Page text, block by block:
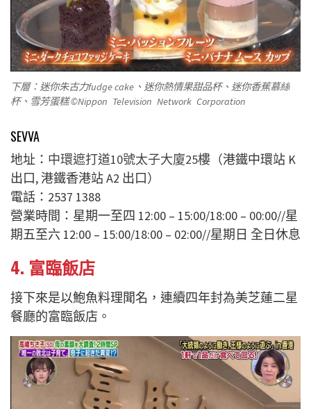
下層：迷你朱古力fudge cake、迷你熱情果甜品杯、迷你香蕉慕絲
杯、雪芳蛋糕 ©Nippon Television Network Corporation
SEVVA
地址： 中環遮打道10號太子大廈25樓（港鐵中環站 K
出口, 港鐵香港站 A2 出口）
電話：2537 1388
營業時間：星期一至四 12:00 – 15:00/18:00 – 00:00//星
期五至六 12:00 – 15:00/18:00 – 02:00//星期日 全日休息
4. 富臨飯店
接下來是以鮑魚料理聞名，連續四年封為美芝蓮二星
餐廳的富臨飯店。